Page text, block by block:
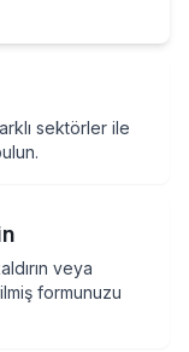
sektörler ile
veya
formunuzu